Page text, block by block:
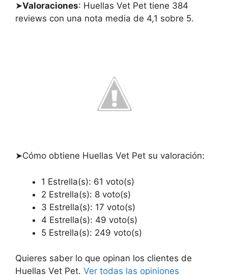
➤Valoraciones: Huellas Vet Pet tiene 384
reviews con una nota media de 4,1 sobre 5.
➤Cómo obtiene Huellas Vet Pet su valoración:
1 Estrella(s): 61 voto(s)
2 Estrella(s): 8 voto(s)
3 Estrella(s): 17 voto(s)
4 Estrella(s): 49 voto(s)
5 Estrella(s): 249 voto(s)
Quieres saber lo que opinan los clientes de
Huellas Vet Pet. Ver todas las opiniones